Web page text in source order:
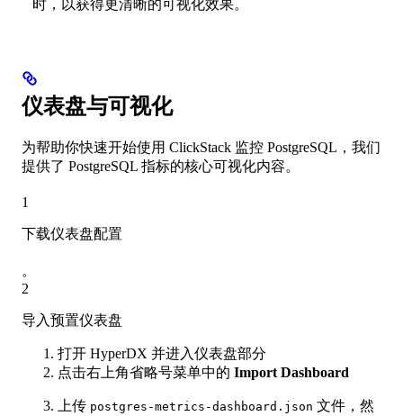
时，以获得更清晰的可视化效果。
仪表盘与可视化
为帮助你快速开始使用 ClickStack 监控 PostgreSQL，我们
提供了 PostgreSQL 指标的核心可视化内容。
1
下载仪表盘配置
。
2
导入预置仪表盘
打开 HyperDX 并进入仪表盘部分
点击右上角省略号菜单中的 Import Dashboard
上传 postgres-metrics-dashboard.json 文件，然